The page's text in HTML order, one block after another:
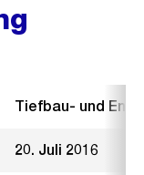
Tiefbau- und
20. Juli 2016